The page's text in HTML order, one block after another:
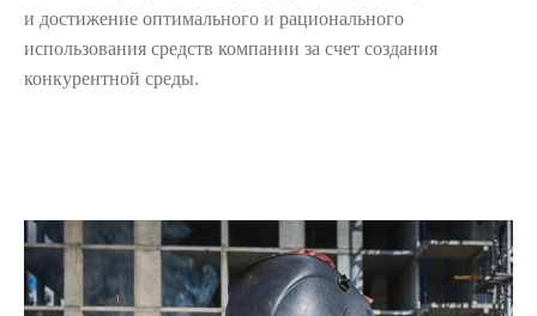
и достижение оптимального и рационального
использования средств компании за счет создания
конкурентной среды.